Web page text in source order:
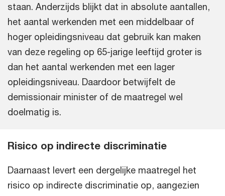
staan. Anderzijds blijkt dat in absolute aantallen,
het aantal werkenden met een middelbaar of
hoger opleidingsniveau dat gebruik kan maken
van deze regeling op 65-jarige leeftijd groter is
dan het aantal werkenden met een lager
opleidingsniveau. Daardoor betwijfelt de
demissionair minister of de maatregel wel
doelmatig is.
Risico op indirecte discriminatie
Daarnaast levert een dergelijke maatregel het
risico op indirecte discriminatie op, aangezien